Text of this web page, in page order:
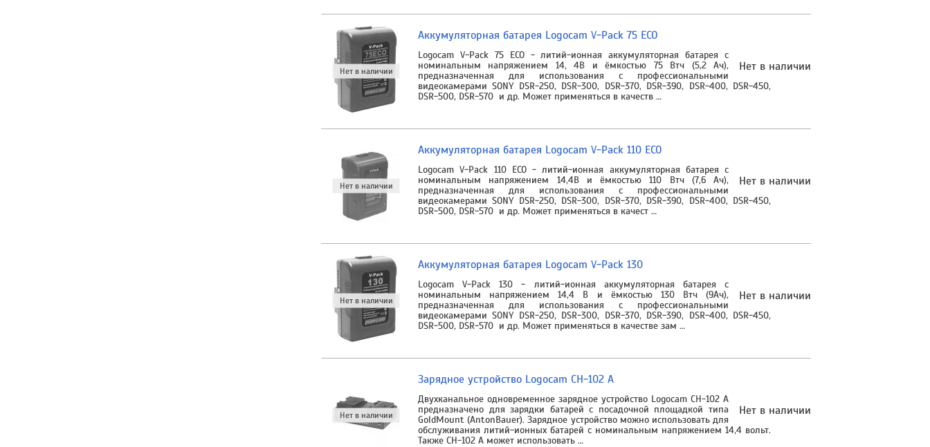
Нет в наличии
Аккумуляторная батарея Logocam V-Pack 75 ECO
Logocam V-Pack 75 ECO - литий-ионная аккумуляторная батарея с
номинальным напряжением 14, 4В и ёмкостью 75 Втч (5,2 Ач),
предназначенная для использования с профессиональными
видеокамерами SONY DSR-250, DSR-300, DSR-370, DSR-390, DSR-400, DSR-450,
DSR-500, DSR-570 и др. Может применяться в качеств …
Нет в наличии
Аккумуляторная батарея Logocam V-Pack 110 ECO
Logocam V-Pack 110 ECO - литий-ионная аккумуляторная батарея с
номинальным напряжением 14,4В и ёмкостью 110 Втч (7,6 Aч),
предназначенная для использования с профессиональными
видеокамерами SONY DSR-250, DSR-300, DSR-370, DSR-390, DSR-400, DSR-450,
DSR-500, DSR-570 и др. Может применяться в качест …
Нет в наличии
Аккумуляторная батарея Logocam V-Pack 130
Logocam V-Pack 130 - литий-ионная аккумуляторная батарея с
номинальным напряжением 14,4 В и ёмкостью 130 Втч (9Ач),
предназначенная для использования с профессиональными
видеокамерами SONY DSR-250, DSR-300, DSR-370, DSR-390, DSR-400, DSR-450,
DSR-500, DSR-570 и др. Может применяться в качестве зам …
Нет в наличии
Зарядное устройство Logocam CH-102 A
Двухканальное одновременное зарядное устройство Logocam CH-102 A
предназначено для зарядки батарей с посадочной площадкой типа
GoldMount (AntonBauer). Зарядное устройство можно использовать для
обслуживания литий-ионных батарей с номинальным напряжением 14,4 вольт.
Также CH-102 A может использовать …